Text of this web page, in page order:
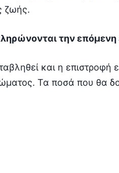
ζωής.
την
και η επιστροφή
Τα ποσά που θα